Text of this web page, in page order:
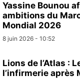
Yassine Bounou
ambitions du
Mondial 2026
8 juin 2026 - 10:52
Lions de l’Atlas :
l’infirmerie après